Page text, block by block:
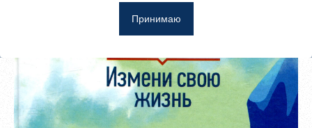
Принимаю
Фотоальбом
Восстановить пароль
Зарегистрироваться